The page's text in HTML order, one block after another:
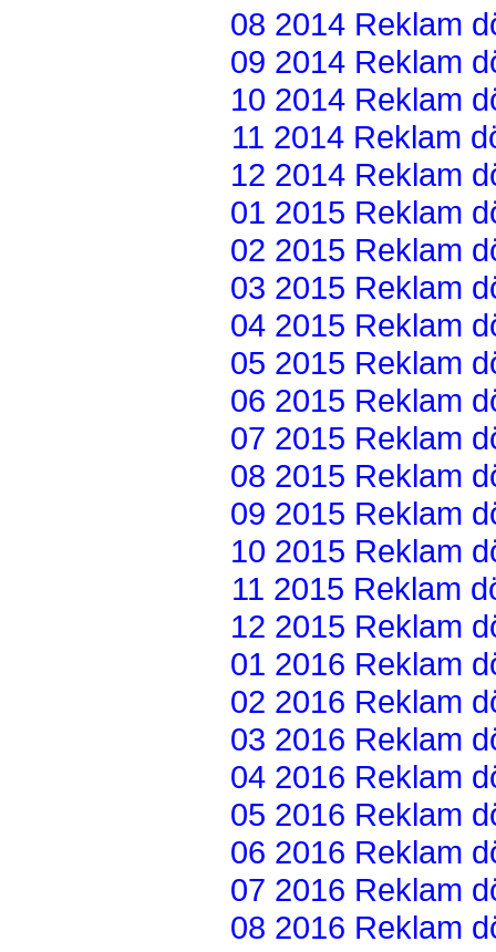
08 2014 Reklam
09 2014 Reklam
10 2014 Reklam
11 2014 Reklam
12 2014 Reklam
01 2015 Reklam
02 2015 Reklam
03 2015 Reklam
04 2015 Reklam
05 2015 Reklam
06 2015 Reklam
07 2015 Reklam
08 2015 Reklam
09 2015 Reklam
10 2015 Reklam
11 2015 Reklam
12 2015 Reklam
01 2016 Reklam
02 2016 Reklam
03 2016 Reklam
04 2016 Reklam
05 2016 Reklam
06 2016 Reklam
07 2016 Reklam
08 2016 Reklam